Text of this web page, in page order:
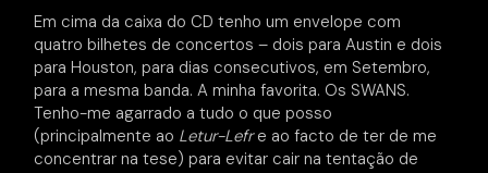
Em cima da caixa do CD tenho um envelope com
quatro bilhetes de concertos – dois para Austin e dois
para Houston, para dias consecutivos, em Setembro,
para a mesma banda. A minha favorita. Os SWANS.
Tenho-me agarrado a tudo o que posso
(principalmente ao Letur-Lefre ao facto de ter de me
concentrar na tese) para evitar cair na tentação de